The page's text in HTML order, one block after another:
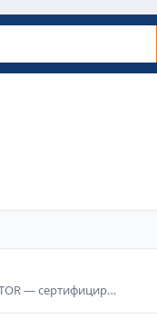
Компонент NO3704MM от MARTOR — сертифицированное изделие для промышленного применения. Высокие технические характеристики, устойчивость к внешним воздействиям, надежность в эксплуатации. Применяется в автоматизированных системах, электротехнических установках, измерительных приборах. Соответствует требованиям промышленной безопасности.